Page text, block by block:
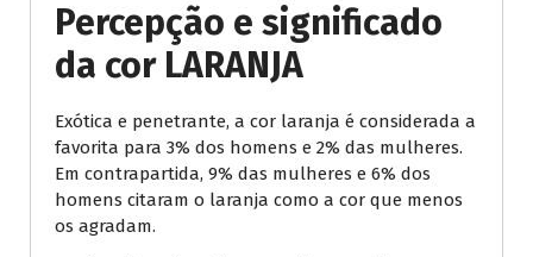
Percepção e significado
da cor LARANJA
Exótica e penetrante, a cor laranja é considerada a
favorita para 3% dos homens e 2% das mulheres.
Em contrapartida, 9% das mulheres e 6% dos
homens citaram o laranja como a cor que menos
os agradam.